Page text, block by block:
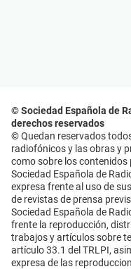
© Sociedad Española de
derechos reservados
© Quedan reservados
radiofónicos y las obras y
como sobre los
Sociedad Española de
expresa frente al uso de
de revistas de prensa
Sociedad Española de
frente la reproducción,
trabajos y artículos sobre
artículo 33.1 del TRLPI,
expresa de las